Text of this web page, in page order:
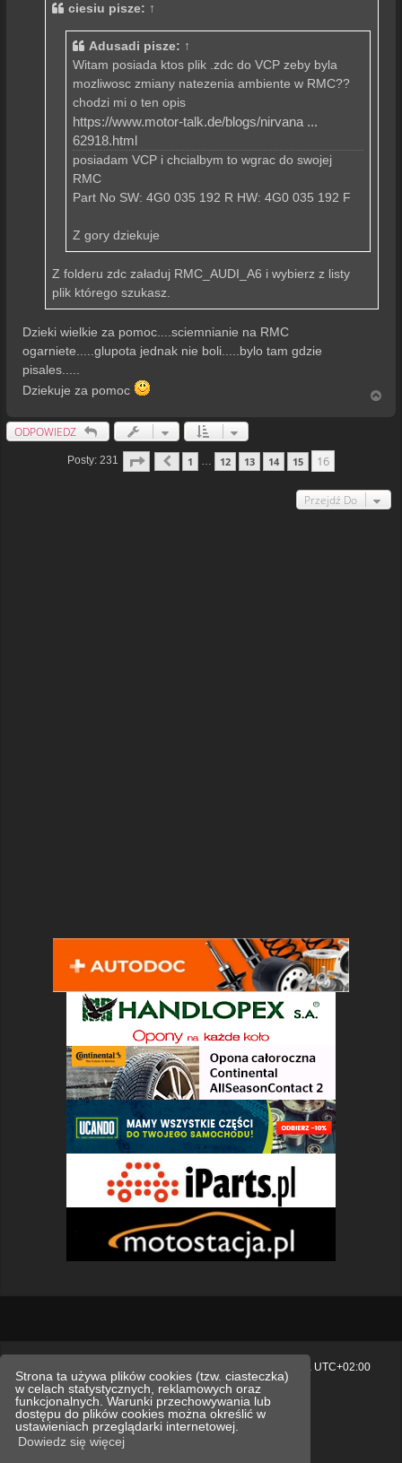
Strona ta używa plików cookies (tzw. ciasteczka)
w celach statystycznych, reklamowych oraz
funkcjonalnych. Warunki przechowywania lub
dostępu do plików cookies można określić w
ustawieniach przeglądarki internetowej.
Dowiedz się więcej
ciesiu pisze: ↑
Adusadi pisze: ↑
Witam posiada ktos plik .zdc do VCP zeby byla
mozliwosc zmiany natezenia ambiente w RMC??
chodzi mi o ten opis
https://www.motor-talk.de/blogs/nirvana ...
62918.html
posiadam VCP i chcialbym to wgrac do swojej
RMC
Part No SW: 4G0 035 192 R HW: 4G0 035 192 F
Z gory dziekuje
Z folderu zdc załaduj RMC_AUDI_A6 i wybierz z listy
plik którego szukasz.
Dzieki wielkie za pomoc....sciemnianie na RMC
ogarniete.....glupota jednak nie boli.....bylo tam gdzie
pisales.....
Dziekuje za pomoc
ODPOWIEDZ
Posty: 231 Strona 16Poprzednia
1 … 12 13 14 15 16
Przejdź Do
Strefa czasowa UTC+02:00
Polityka prywatności.
Technologię dostarczaphpBB® Forum Software © phpBB Limited
Polski pakiet językowy dostarczaphpBB.pl
we_universal created by INVENTEA & v12mike